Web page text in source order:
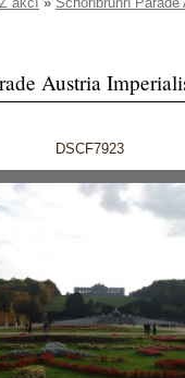
Austria
DSCF7923